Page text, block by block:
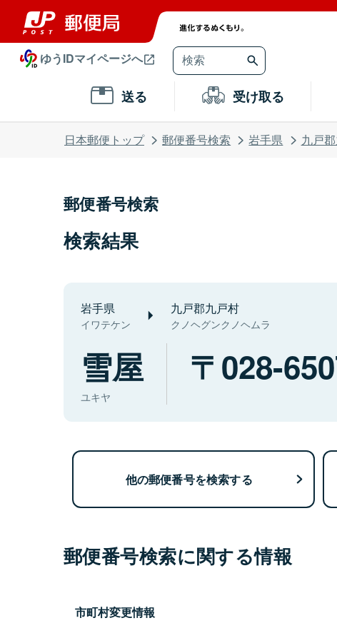
ゆうIDマイページへ
送る 受け取る
日本郵便トップ 郵便番号検索 岩手県 九戸
郵便番号検索
検索結果
岩手県
イワテケン
九戸郡九戸村
クノヘグンクノヘムラ
雪屋
ユキヤ
028-
他の郵便番号を検索する
郵便番号検索に関する情報
市町村変更情報